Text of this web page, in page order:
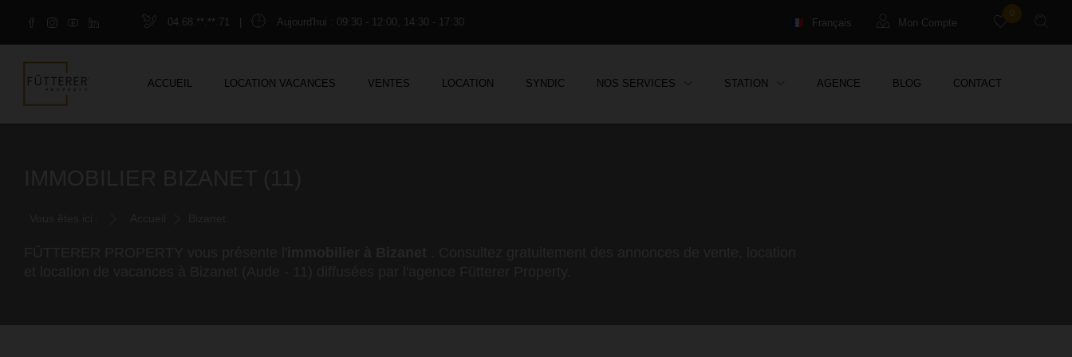
04.68.**.**.71 Aujourd'hui : 09:30 - 12:00, 14:30 - 17:30 Français Mon Compte
0
ACCUEIL LOCATION VACANCES VENTES LOCATION SYNDIC NOS SERVICES STATION AGENCE BLOG CONTACT